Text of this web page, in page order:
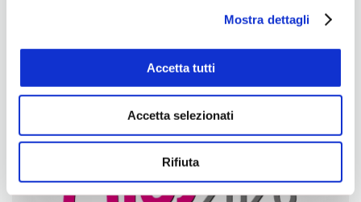
Mostra dettagli
Accetta tutti
Accetta selezionati
Rifiuta
Tutte le strade partono da Tebe